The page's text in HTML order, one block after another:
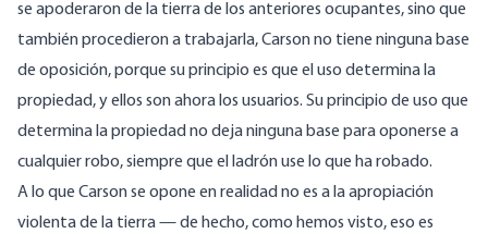
se apoderaron de la tierra de los anteriores ocupantes, sino que
también procedieron a trabajarla, Carson no tiene ninguna base
de oposición, porque su principio es que el uso determina la
propiedad, y ellos son ahora los usuarios. Su principio de uso que
determina la propiedad no deja ninguna base para oponerse a
cualquier robo, siempre que el ladrón use lo que ha robado.
A lo que Carson se opone en realidad no es a la apropiación
violenta de la tierra — de hecho, como hemos visto, eso es